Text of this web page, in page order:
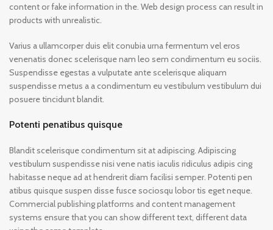
content or fake information in the. Web design process can result in
products with unrealistic.
Varius a ullamcorper duis elit conubia urna fermentum vel eros
venenatis donec scelerisque nam leo sem condimentum eu sociis.
Suspendisse egestas a vulputate ante scelerisque aliquam
suspendisse metus a a condimentum eu vestibulum vestibulum dui
posuere tincidunt blandit.
Potenti penatibus quisque
Blandit scelerisque condimentum sit at adipiscing. Adipiscing
vestibulum suspendisse nisi vene natis iaculis ridiculus adipis cing
habitasse neque ad at hendrerit diam facilisi semper. Potenti pen
atibus quisque suspen disse fusce sociosqu lobor tis eget neque.
Commercial publishing platforms and content management
systems ensure that you can show different text, different data